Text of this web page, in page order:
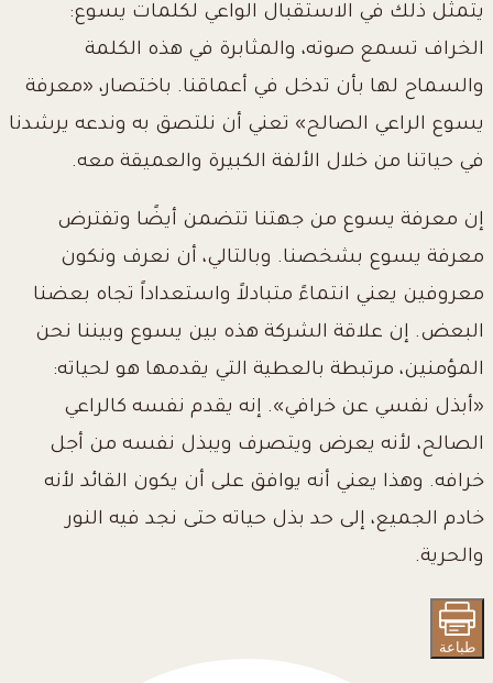
يتمثل ذلك في الاستقبال الواعي لكلمات يسوع:
الخراف تسمع صوته، والمثابرة في هذه الكلمة
والسماح لها بأن تدخل في أعماقنا. باختصار، «معرفة
يسوع الراعي الصالح» تعني أن نلتصق به وندعه يرشدنا
في حياتنا من خلال الألفة الكبيرة والعميقة معه.
إن معرفة يسوع من جهتنا تتضمن أيضًا وتفترض
معرفة يسوع بشخصنا. وبالتالي، أن نعرف ونكون
معروفين يعني انتماءً متبادلاً واستعداداً تجاه بعضنا
البعض. إن علاقة الشركة هذه بين يسوع وبيننا نحن
المؤمنين، مرتبطة بالعطية التي يقدمها هو لحياته:
«أبذل نفسي عن خرافي». إنه يقدم نفسه كالراعي
الصالح، لأنه يعرض ويتصرف ويبذل نفسه من أجل
خرافه. وهذا يعني أنه يوافق على أن يكون القائد لأنه
خادم الجميع، إلى حد بذل حياته حتى نجد فيه النور
والحرية.
طباعة